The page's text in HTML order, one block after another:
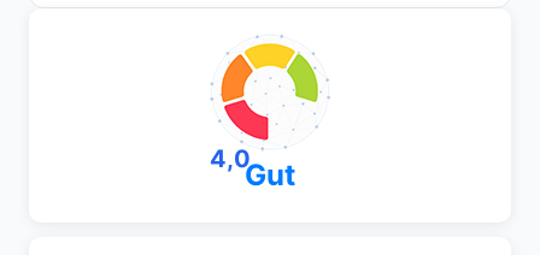
4,0Gut